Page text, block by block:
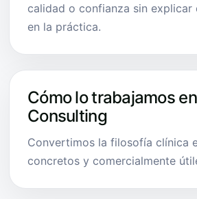
calidad o confianza sin explicar
en la práctica.
Cómo lo trabajamos
Consulting
Convertimos la filosofía clínica
concretos y comercialmente